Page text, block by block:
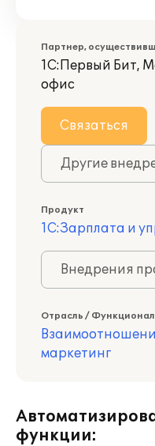
Партнер,
1С:Первый Бит,
офис
Связаться
Другие
Продукт
1С:Зарплата и
Внедрения
Отрасль /
маркетинг
функции: